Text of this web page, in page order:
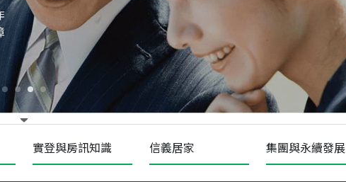
115 月 成交
菁英典藏
新竹市新竹市慈祥路
實登與房訊知識 信義居家 集團與永續發展